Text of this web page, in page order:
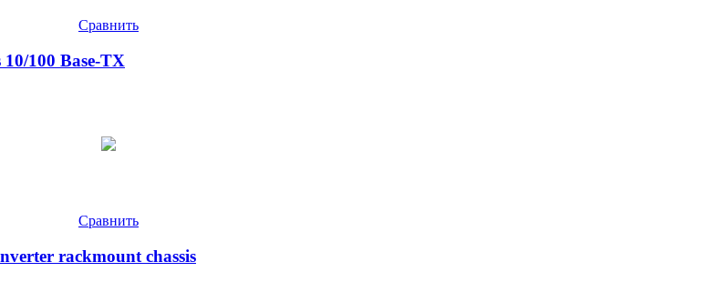
Сравнить
100 Base-TX
Сравнить
rackmount chassis